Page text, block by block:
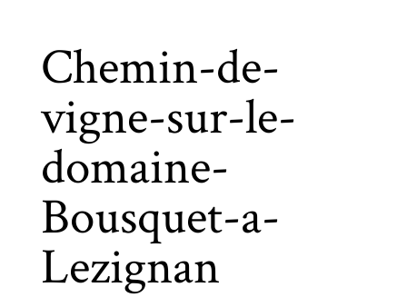
Chemin-de-
vigne-sur-le-
domaine-
Bousquet-a-
Lezignan